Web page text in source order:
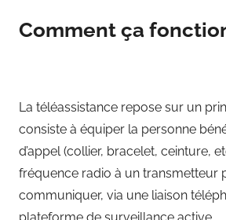
Comment ça
La téléassistance repose sur un
consiste à équiper la personne
d’appel (collier, bracelet, ceinture,
fréquence radio à un transmetteur
communiquer, via une liaison